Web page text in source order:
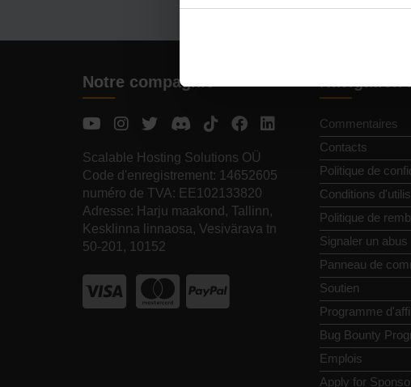
Notre compagnie
Scalable Hosting Solutions OÜ
Code d'enregistrement: 14652605
numéro de TVA: EE102133820
Adresse: Harju maakond, Tallinn,
Kesklinna linnaosa, Vesivärava tn
50-201, 10152
Navigation
Commentaires
Contacts
Politique de
Conditions
Politique de
Signaler un abus
Panneau de
Soutien
Programme
Bug Bounty
Emplois
Apply for